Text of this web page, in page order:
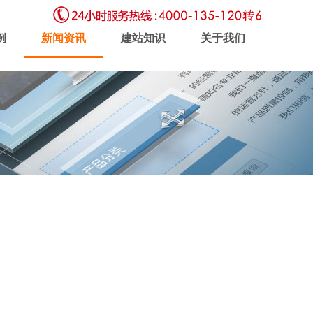
新闻资讯 建站知识 关于我们
虚拟主机 企业邮局 软件开发